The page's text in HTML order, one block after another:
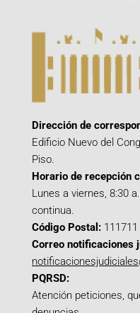
Dirección de
Edificio Nuevo del
Piso.
Horario de recepción
Lunes a viernes, 8:30
continua.
Código Postal: 111711
Correo notificaciones
PQRSD:
Atención peticiones,